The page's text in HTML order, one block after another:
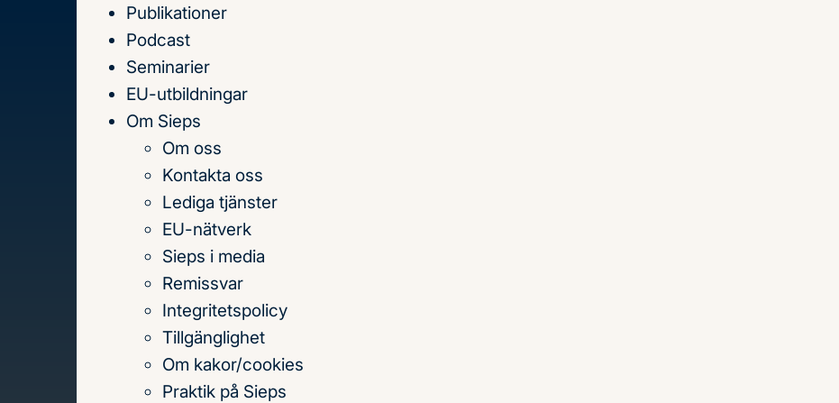
Till
innehållet
Publikationer
Podcast
Seminarier
EU-utbildningar
Om Sieps
Om oss
Kontakta oss
Lediga tjänster
EU-nätverk
Sieps i media
Remissvar
Integritetspolicy
Tillgänglighet
Om kakor/cookies
Praktik på Sieps
Publikationer2007
Innehållsförteckning
Bargaining Power
Europeiska rådet innehar en central ställning inom Europeiska unionen. Trots detta
finns brister vad gäller forskning och systematisk kunskap om denna institution. Stats-